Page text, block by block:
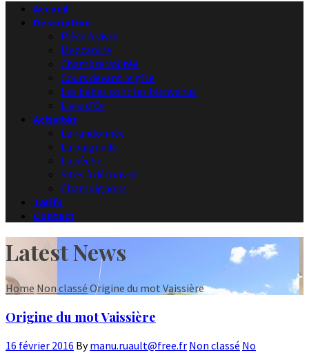
Accueil
Description
Pièce à vivre
Mezzanine
Chambre voûtée
Cours devant le gîte
Les bébés sont les bienvenus
Livre d’Or
Activités
La randonnée
La baignade
La pêche
Sites à découvrir
Champignons
Tarifs
Contact
Latest News
Home Non classé Origine du mot Vaissière
Origine du mot Vaissière
16 février 2016 Bymanu.ruault@free.fr Non classé No